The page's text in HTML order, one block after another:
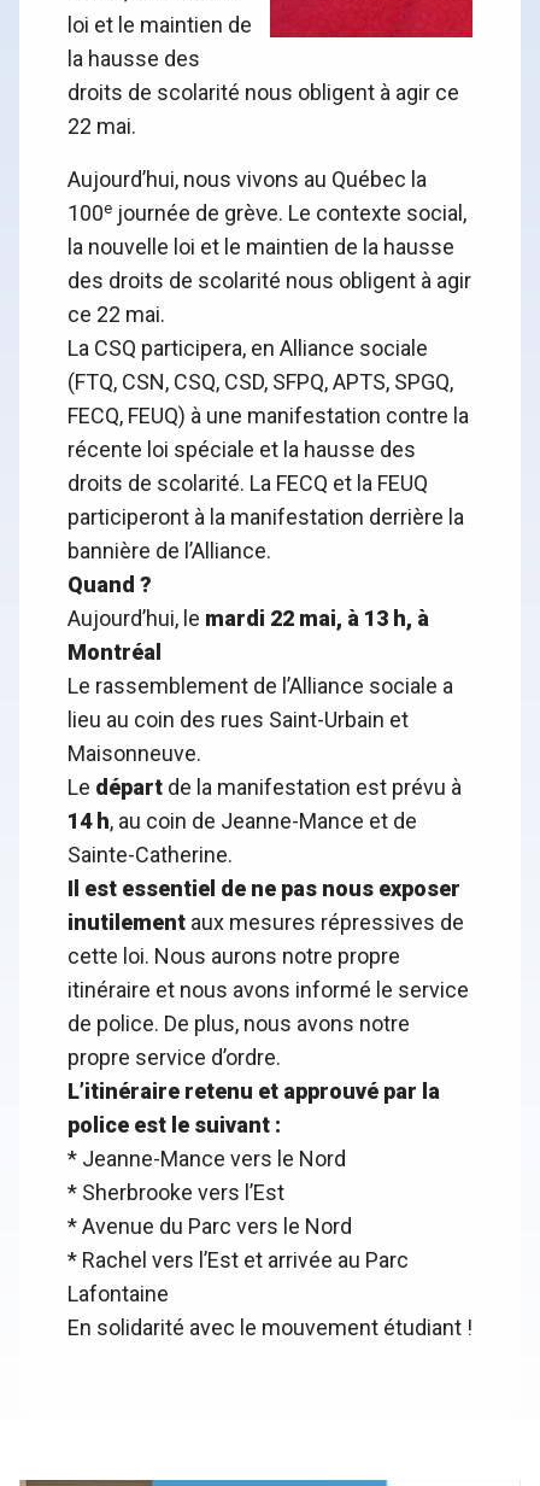
loi et le maintien de
la hausse des
droits de scolarité nous obligent à agir ce
22 mai.
Aujourd’hui, nous vivons au Québec la
100e journée de grève. Le contexte social,
la nouvelle loi et le maintien de la hausse
des droits de scolarité nous obligent à agir
ce 22 mai.
La CSQ participera, en Alliance sociale
(FTQ, CSN, CSQ, CSD, SFPQ, APTS, SPGQ,
FECQ, FEUQ) à une manifestation contre la
récente loi spéciale et la hausse des
droits de scolarité. La FECQ et la FEUQ
participeront à la manifestation derrière la
bannière de l’Alliance.
Quand ?
Aujourd’hui, le mardi 22 mai, à 13 h, à
Montréal
Le rassemblement de l’Alliance sociale a
lieu au coin des rues Saint-Urbain et
Maisonneuve.
Le départ de la manifestation est prévu à
14 h, au coin de Jeanne-Mance et de
Sainte-Catherine.
Il est essentiel de ne pas nous exposer
inutilement aux mesures répressives de
cette loi. Nous aurons notre propre
itinéraire et nous avons informé le service
de police. De plus, nous avons notre
propre service d’ordre.
L’itinéraire retenu et approuvé par la
police est le suivant :
* Jeanne-Mance vers le Nord
* Sherbrooke vers l’Est
* Avenue du Parc vers le Nord
* Rachel vers l’Est et arrivée au Parc
Lafontaine
En solidarité avec le mouvement étudiant !